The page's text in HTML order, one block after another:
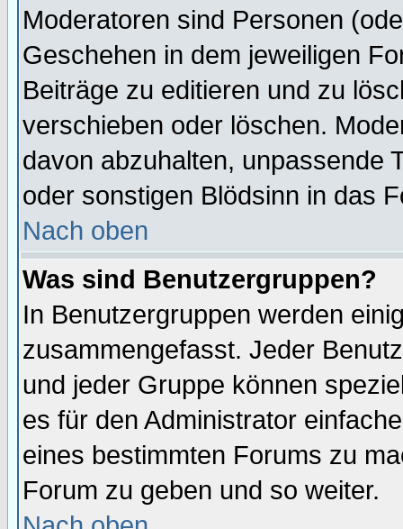
Moderatoren sind Personen
Geschehen in dem jeweiligen
Beiträge zu editieren und zu
verschieben oder löschen.
davon abzuhalten, unpassende
oder sonstigen Blödsinn in das
Nach oben
Was sind Benutzergruppen?
In Benutzergruppen werden
zusammengefasst. Jeder
und jeder Gruppe können
es für den Administrator
eines bestimmten Forums zu
Forum zu geben und so weiter.